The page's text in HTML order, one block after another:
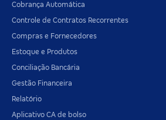
Cobrança Automática
Controle de Contratos Recorrentes
Compras e Fornecedores
Estoque e Produtos
Conciliação Bancária
Gestão Financeira
Relatório
Aplicativo CA de bolso